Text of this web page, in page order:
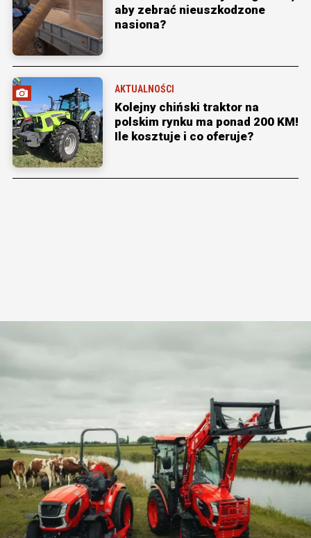
aby zebrać nieuszkodzone
nasiona?
AKTUALNOŚCI
Kolejny chiński traktor na
polskim rynku ma ponad 200 KM!
Ile kosztuje i co oferuje?